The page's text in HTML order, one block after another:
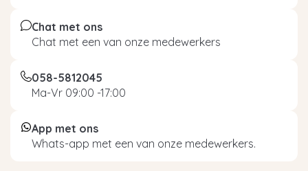
Chat met ons
Chat met een van onze medewerkers
058-5812045
Ma-Vr 09:00 -17:00
App met ons
Whats-app met een van onze medewerkers.